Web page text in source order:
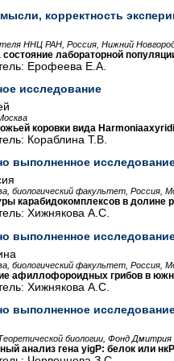
корректность
ННЦ РАН, Россия, Нижний
лабораторной
Ерофеева Е.А.
исследование
коровки вида
Кораблина Т.В.
выполненное
биологический факультет, Россия,
карабидокомплексов в долине
Хижнякова А.С.
выполненное
биологический факультет, Россия,
афиллофороидных грибов в
Хижнякова А.С.
выполненное
биологии, Фонд
анализ гена yigP: белок или